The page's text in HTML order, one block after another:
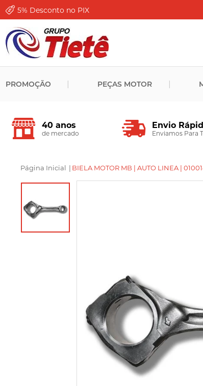
5% Desconto no PIX
PROMOÇÃO PEÇAS MOTOR
40 anos
de mercado
Envio
Enviamos Para
Página Inicial | BIELA MOTOR MB | AUTO LINEA |